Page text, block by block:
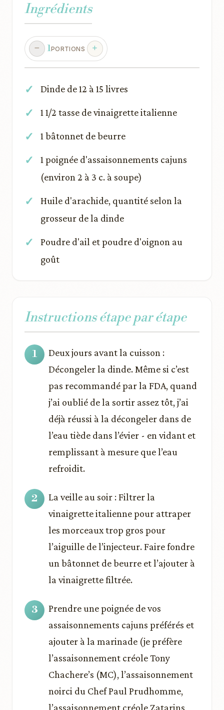
Ingrédients
1PORTIONS
Dinde de 12 à 15 livres
1 1/2 tasse de vinaigrette italienne
1 bâtonnet de beurre
1 poignée d'assaisonnements cajuns
(environ 2 à 3 c. à soupe)
Huile d'arachide, quantité selon la
grosseur de la dinde
Poudre d'ail et poudre d'oignon au
goût
Instructions étape par étape
Deux jours avant la cuisson :
Décongeler la dinde. Même si c’est
pas recommandé par la FDA, quand
j’ai oublié de la sortir assez tôt, j’ai
déjà réussi à la décongeler dans de
l’eau tiède dans l’évier - en vidant et
remplissant à mesure que l’eau
refroidit.
La veille au soir : Filtrer la
vinaigrette italienne pour attraper
les morceaux trop gros pour
l’aiguille de l’injecteur. Faire fondre
un bâtonnet de beurre et l’ajouter à
la vinaigrette filtrée.
Prendre une poignée de vos
assaisonnements cajuns préférés et
ajouter à la marinade (je préfère
l’assaisonnement créole Tony
Chachere’s (MC), l’assaisonnement
noirci du Chef Paul Prudhomme,
l’assaisonnement créole Zatarins,